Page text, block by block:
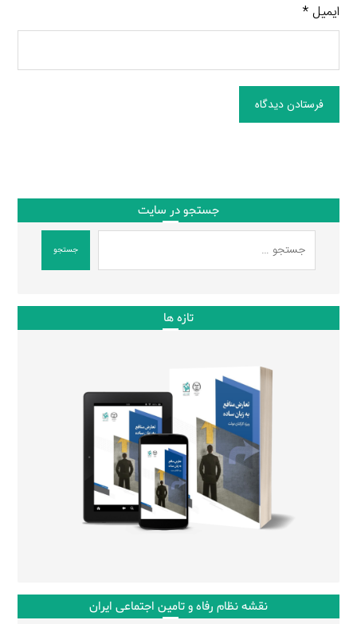
ایمیل*
فرستادن دیدگاه
جستجو در سایت
جستجو
تازه ها
نقشه نظام رفاه و تامین اجتماعی ایران